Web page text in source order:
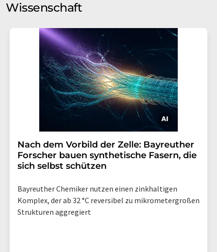
Wissenschaft
Nach dem Vorbild der Zelle: Bayreuther
Forscher bauen synthetische Fasern, die
sich selbst schützen
Bayreuther Chemiker nutzen einen zinkhaltigen
Komplex, der ab 32 °C reversibel zu mikrometergroßen
Strukturen aggregiert